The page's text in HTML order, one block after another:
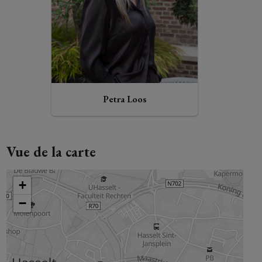
Petra Loos
Vue de la carte